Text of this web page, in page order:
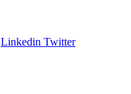
Linkedin Twitter